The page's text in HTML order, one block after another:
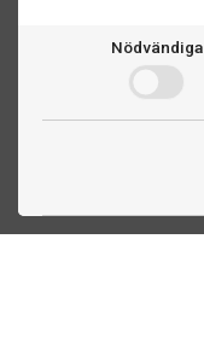
Nödvändiga